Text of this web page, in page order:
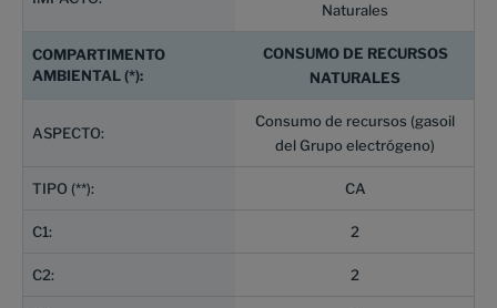
Naturales
CONSUMO DE RECURSOS
NATURALES
Consumo de recursos (gasoil
del Grupo electrógeno)
CA
2
2